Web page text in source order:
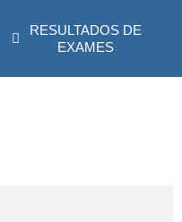
RESULTADOS DE
EXAMES